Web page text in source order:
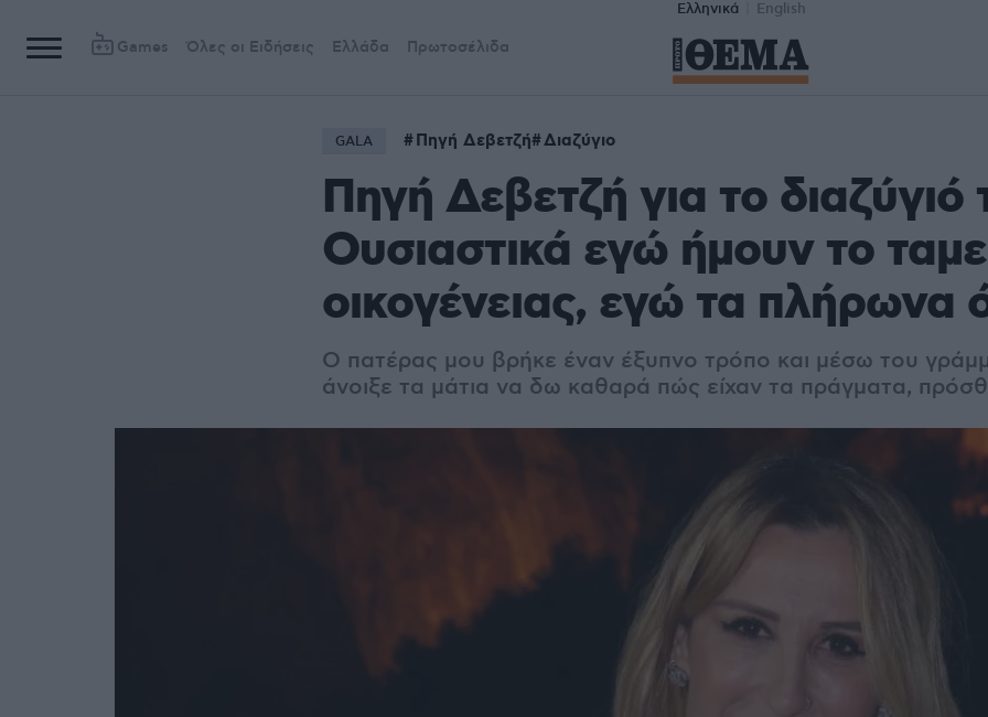
Ελληνικά English
Games Όλες οι Ειδήσεις Ελλάδα Πρωτοσέλιδα
GALA Πηγή Δεβετζή Διαζύγιο
Πηγή Δεβετζή για το διαζύγιό
Ουσιαστικά εγώ ήμουν το
οικογένειας, εγώ τα πλήρωνα
Ο πατέρας μου βρήκε έναν έξυπνο τρόπο και μέσω του
άνοιξε τα μάτια να δω καθαρά πώς είχαν τα πράγματα,